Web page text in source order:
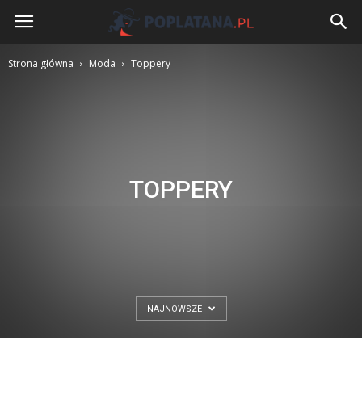
Poplatana.pl
Strona główna Moda Toppery
TOPPERY
NAJNOWSZE